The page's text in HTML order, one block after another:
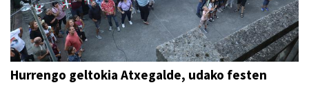
Hurrengo geltokia Atxegalde, udako festen